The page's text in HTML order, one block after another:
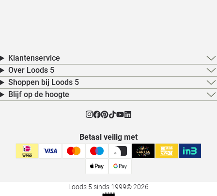
Klantenservice
Over Loods 5
Shoppen bij Loods 5
Blijf op de hoogte
Betaal veilig met
Loods 5 sinds 1999© 2026